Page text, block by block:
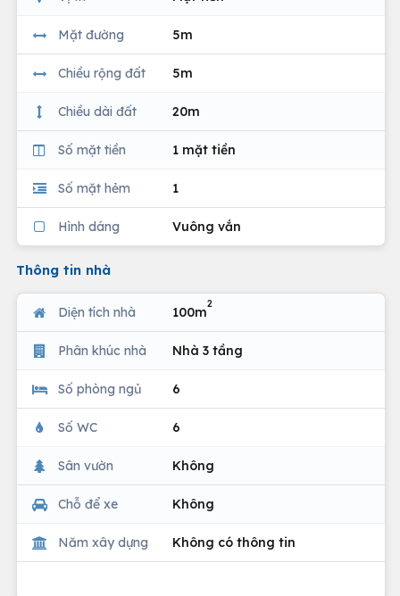
Mặt đường 5m
Chiều rộng đất 5m
Chiều dài đất 20m
Số mặt tiền 1 mặt tiền
Số mặt hẻm 1
Hình dáng Vuông vắn
Thông tin nhà
Diện tích nhà 100m
2
Phân khúc nhà Nhà 3 tầng
Số phòng ngủ 6
Số WC 6
Sân vườn Không
Chỗ để xe Không
Năm xây dựng Không có thông tin